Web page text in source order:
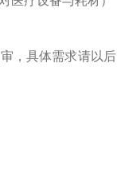
，具体需求请以后